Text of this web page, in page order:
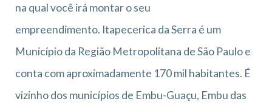
na qual você irá montar o seu
empreendimento. Itapecerica da Serra é um
Município da Região Metropolitana de São Paulo e
conta com aproximadamente 170 mil habitantes. É
vizinho dos municípios de Embu-Guaçu, Embu das